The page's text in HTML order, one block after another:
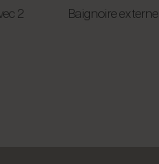
2 Baignoire externe